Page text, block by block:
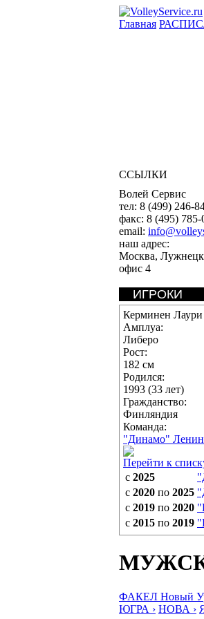
Главная
ССЫЛКИ
Волей Сервис
тел: 8 (499) 246-
факс: 8 (495) 785-
email:
наш адрес:
Москва,
офис 4
ИГРОКИ
Керминен Лаури
Амплуа:
Либеро
Рост:
182 см
Родился:
1993 (33 лет)
Гражданство:
Финляндия
Команда:
"Динамо"
Перейти к
с 2025
с 2020 по 2025
с 2019 по 2020
с 2015 по 2019
ФАКЕЛ Новый
ЮГРА › НОВА ›